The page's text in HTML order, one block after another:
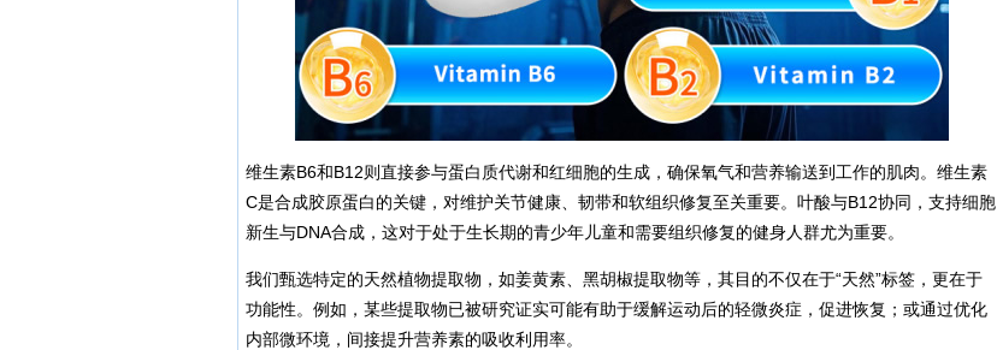
维生素B6和B12则直接参与蛋白质代谢和红细胞的生成，确保氧气和营养输送到工作的肌肉。维生素
C是合成胶原蛋白的关键，对维护关节健康、韧带和软组织修复至关重要。叶酸与B12协同，支持细胞
新生与DNA合成，这对于处于生长期的青少年儿童和需要组织修复的健身人群尤为重要。
我们甄选特定的天然植物提取物，如姜黄素、黑胡椒提取物等，其目的不仅在于“天然”标签，更在于
功能性。例如，某些提取物已被研究证实可能有助于缓解运动后的轻微炎症，促进恢复；或通过优化
内部微环境，间接提升营养素的吸收利用率。